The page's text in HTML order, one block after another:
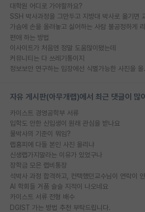
대학원 어디로 가야할까요?
가슴에 손을 올려놓고 싫어하는 사람 불공정하게
편애 하는 방법
이사이트가 처음엔 정말 도움많이됐는데
커뮤니티는 다 쓰레기통이지
정보보
자유 게시판(아무개랩)에서 최근 댓글이 많
카이스트 경영공학부 서류
입학도 안한 신입생이 원래 관심을 받나요
물박사의 기준이 뭐임?
랩홈피에 다들 본인 사진 올리냐
신생랩가지말라는 이유가 있었구나
장학금 모은 랩비통장
AI 학회들 거품 슬슬 지적이 나오네요
카이스트 서류 전형 배수
DGIST 가는 방법 추천 부탁드립니다.